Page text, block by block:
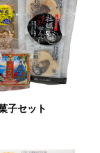
子セット